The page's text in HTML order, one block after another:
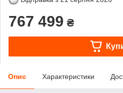
767 499 ₴
Опис Характеристики